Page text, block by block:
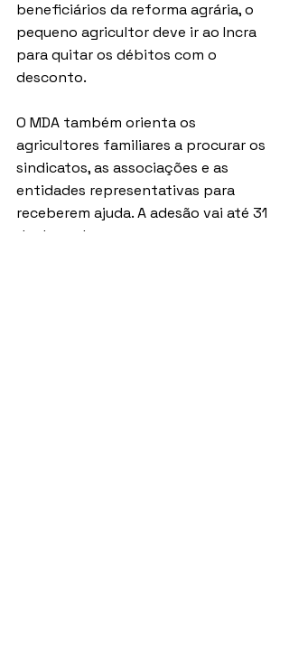
beneficiários da reforma agrária, o
pequeno agricultor deve ir ao Incra
para quitar os débitos com o
desconto.
O MDA também orienta os
agricultores familiares a procurar os
sindicatos, as associações e as
entidades representativas para
receberem ajuda. A adesão vai até 31
de dezembro.